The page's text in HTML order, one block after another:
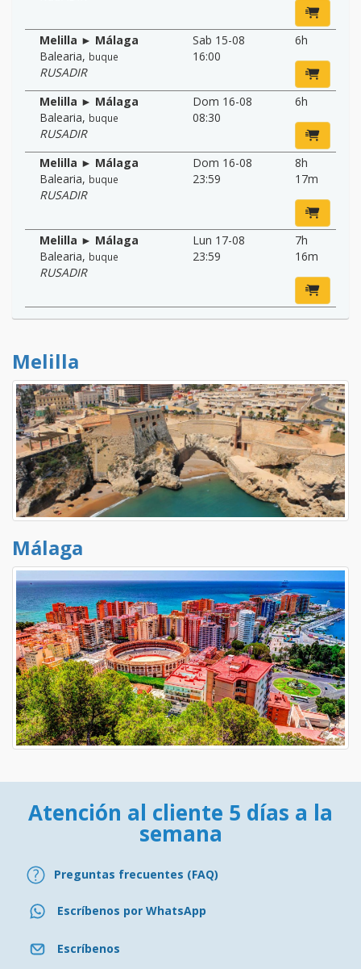
Melilla ► Málaga
Balearia, buque
RUSADIR
Sab 15-08
16:00
6h
Melilla ► Málaga
Balearia, buque
RUSADIR
Dom 16-08
08:30
6h
Melilla ► Málaga
Balearia, buque
RUSADIR
Dom 16-08
23:59
8h
17m
Melilla ► Málaga
Balearia, buque
RUSADIR
Lun 17-08
23:59
7h
16m
Melilla
Málaga
Atención al cliente 5 días a la
semana
Preguntas frecuentes (FAQ)
Escríbenos por WhatsApp
Escríbenos